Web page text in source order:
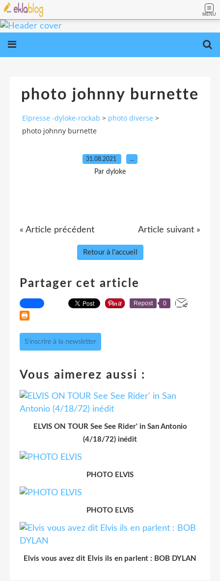
MENU
photo johnny burnette
Elpresse -dyloke-rockab > photo diverse >
photo johnny burnette
31.08.2021 …
Par dyloke
« Article précédent Article suivant »
Retour à l'accueil
Partager cet article
Repost 0
S'inscrire à la newsletter
Vous aimerez aussi :
ELVIS ON TOUR See See Rider' in San Antonio
(4/18/72) inédit
PHOTO ELVIS
PHOTO ELVIS
Elvis vous avez dit Elvis ils en parlent : BOB DYLAN